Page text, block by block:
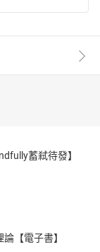
，不斷地在基督
成肉身而展開。
和旨意，是神最
學、歷史神學與
（從下的）與祈
學的論述，嘗試
大大提升讀者的
博士。曾任台北
蓄弒待發】
【電子書】